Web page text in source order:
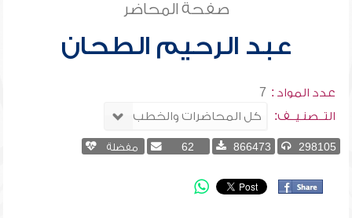
صفحة المحاضر
عبد الرحيم الطحان
عدد المواد : 7
التــصنـيــف:
298105
866473
62 مفضلة